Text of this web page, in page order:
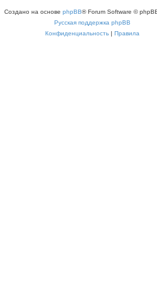
Создано на основе phpBB® Forum Software ©
Русская поддержка phpBB
Конфиденциальность | Правила